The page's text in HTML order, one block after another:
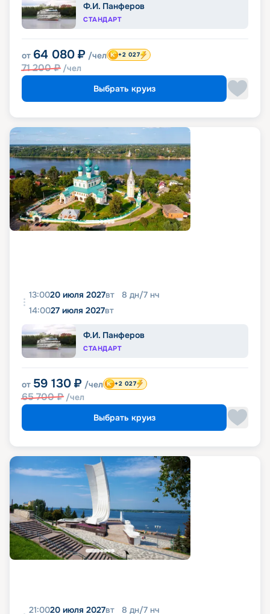
Ф.И. Панферов
СТАНДАРТ
от 64 080 ₽ /чел
71 200₽ /чел
+2 027
Выбрать круиз
13:0020 июля 2027вт 8 дн/7 нч
14:0027 июля 2027вт
Ф.И. Панферов
СТАНДАРТ
от 59 130 ₽ /чел
65 700₽ /чел
+2 027
Выбрать круиз
21:0020 июля 2027вт 8 дн/7 нч